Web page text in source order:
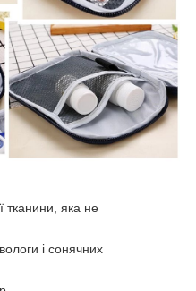
тканини, яка не
і сонячних